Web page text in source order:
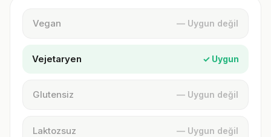
Vegan — Uygun değil
Vejetaryen ✓ Uygun
Glutensiz — Uygun değil
Laktozsuz — Uygun değil